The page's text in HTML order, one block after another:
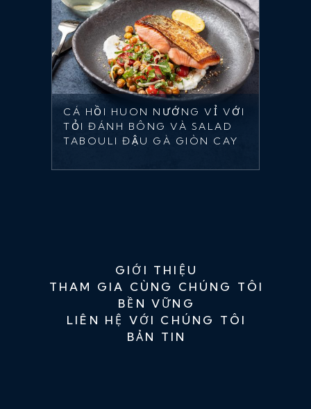
CÁ HỒI HUON NƯỚNG VỈ VỚI
TỎI ĐÁNH BÔNG VÀ SALAD
TABOULI ĐẬU GÀ GIÒN CAY
GIỚI THIỆU
THAM GIA CÙNG CHÚNG TÔI
BỀN VỮNG
LIÊN HỆ VỚI CHÚNG TÔI
BẢN TIN